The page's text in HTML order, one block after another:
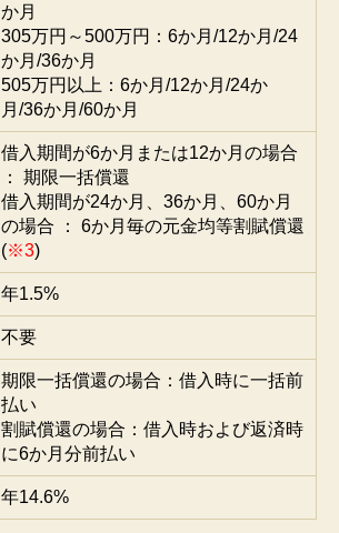
か月
305万円～500万円：6か月/12か月/24
か月/36か月
505万円以上：6か月/12か月/24か
月/36か月/60か月
借入期間が6か月または12か月の場合
： 期限一括償還
借入期間が24か月、36か月、60か月
の場合 ： 6か月毎の元金均等割賦償還
(※3)
年1.5%
不要
期限一括償還の場合：借入時に一括前
払い
割賦償還の場合：借入時および返済時
に6か月分前払い
年14.6%